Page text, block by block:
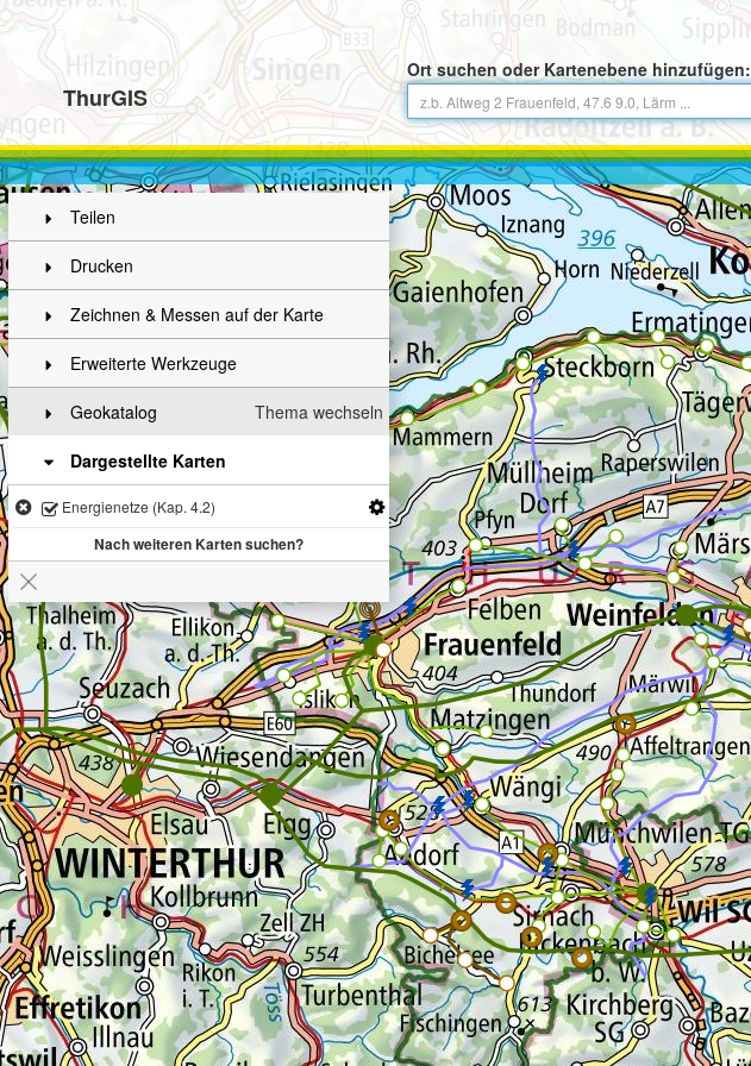
ThurGIS
Ort suchen oder Kartenebene hinzufügen:
Teilen
Drucken
Zeichnen & Messen auf der Karte
Erweiterte Werkzeuge
Thema wechseln
Geokatalog
Dargestellte Karten
Energienetze (Kap. 4.2)
Nach weiteren Karten suchen?